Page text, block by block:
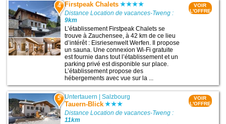
4 Firstpeak Chalets
Distance Location de vacances-Tweng :
9km
L’établissement Firstpeak Chalets se
trouve à Zauchensee, à 42 km de ce lieu
d’intérêt : Eisriesenwelt Werfen. Il propose
un sauna. Une connexion Wi-Fi gratuite
est fournie dans tout l’établissement et un
parking privé est disponible sur place.
L’établissement propose des
hébergements avec vue sur la ...
VOIR
L'OFFRE
5 Untertauern |Salzbourg
Tauern-Blick
Distance Location de vacances-Tweng :
11km
VOIR
L'OFFRE